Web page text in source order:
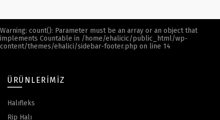
Warning: count(): Parameter must be an array or an object that
implements Countable in /home/ehalicic/public_html/wp-
content/themes/ehalici/sidebar-footer.php on line 14
ÜRÜNLERIMIZ
Halıfleks
Rip Halı